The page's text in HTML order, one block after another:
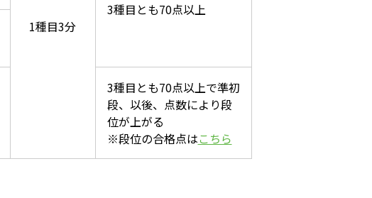
1種目3分
3種目とも70点以上
3種目とも70点以上で準初
段、以後、点数により段
位が上がる
※段位の合格点はこちら